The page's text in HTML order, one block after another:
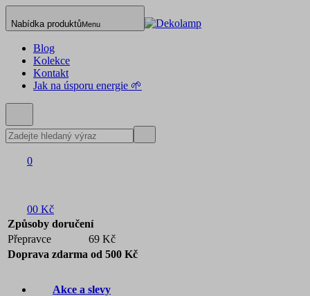
Nabídka produktůMenu
Blog
Kolekce
Kontakt
Jak na úsporu energie 🌱
0
00 Kč
Způsoby doručení
Přepravce
69 Kč
Doprava zdarma od 500 Kč
Akce a slevy